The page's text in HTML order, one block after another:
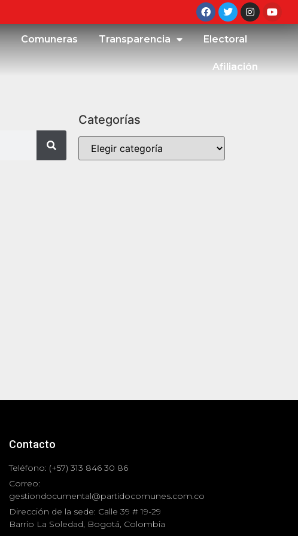
Comuneras Transparencia Electoral
Afiliación
Categorías
Contacto
Teléfono: (+57) 313 846 30 86
Correo:
gestiondocumental@partidocomunes.com.co
Dirección de la sede: Calle 39 # 19-29
Barrio La Soledad, Bogotá, Colombia